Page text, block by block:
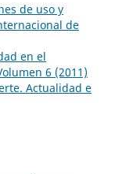
de uso y
de
en el
6 (2011)
Actualidad e